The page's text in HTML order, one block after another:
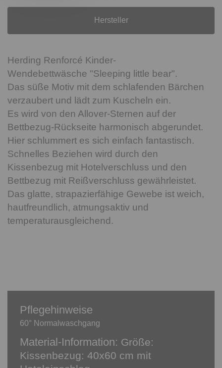
Hersteller
Herding Renforcé Kinder-
Wendebettwäsche "Sleeping little bear".
Das süße Motiv mit dem schlafenden Bärchen
verzaubert und lädt zum Kuscheln ein.
Es wird von den Allover-Sternen auf der
Bettbezug-Rückseite harmonisch abgerundet.
Hier schlummert es sich einfach fantastisch.
Schnelles Beziehen wird durch den
Kissenbezug mit Hotelverschluss und den
Bettbezug mit Reißverschluss gewährleistet.
Das glatte, strapazierfähige Gewebe ist weich,
hautfreundlich, atmungsaktiv und
temperaturausgleichend.
Pflegehinweise
60° Normalwaschgang
Material-Information: Größe:
Kissenbezug: 40x60 cm mit